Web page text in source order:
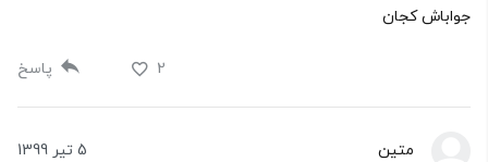
جواباش کجان
2 پاسخ
متین 5 تیر 1399